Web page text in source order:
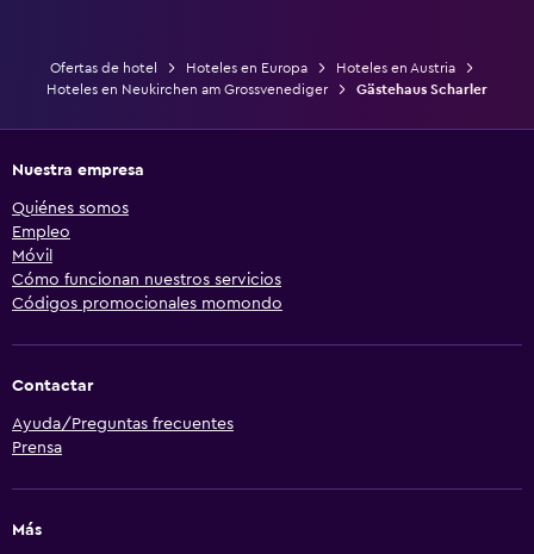
Ofertas de hotel Hoteles en Europa
Hoteles en Austria
Hoteles en Neukirchen am Grossvenediger
Gästehaus Scharler
Nuestra empresa
Quiénes somos
Empleo
Móvil
Cómo funcionan nuestros servicios
Códigos promocionales momondo
Contactar
Ayuda/Preguntas frecuentes
Prensa
Más